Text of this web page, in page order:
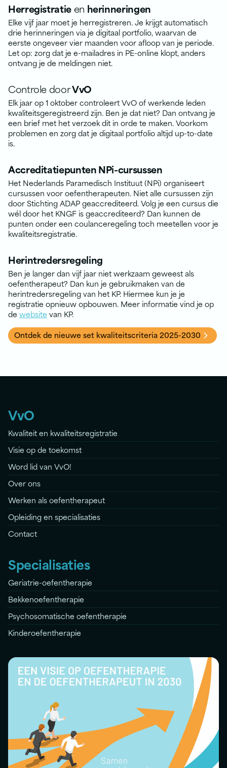
Herregistratieen herinneringen
Elke vijf jaar moet je herregistreren. Je krijgt automatisch
drie herinneringen via je digitaal portfolio, waarvan de
eerste ongeveer vier maanden voor afloop van je periode.
Let op: zorg dat je e-mailadres in PE-online klopt, anders
ontvang je de meldingen niet.
Controle doorVvO
Elk jaar op 1 oktober controleert VvO of werkende leden
kwaliteitsgeregistreerd zijn. Ben je dat niet? Dan ontvang je
een brief met het verzoek dit in orde te maken. Voorkom
problemen en zorg dat je digitaal portfolio altijd up-to-date
is.
Accreditatiepunten NPi-cursussen
Het Nederlands Paramedisch Instituut (NPi) organiseert
cursussen voor oefentherapeuten. Niet alle cursussen zijn
door Stichting ADAP geaccrediteerd. Volg je een cursus die
wél door het KNGF is geaccrediteerd? Dan kunnen de
punten onder een coulanceregeling toch meetellen voor je
kwaliteitsregistratie.
Herintredersregeling
Ben je langer dan vijf jaar niet werkzaam geweest als
oefentherapeut? Dan kun je gebruikmaken van de
herintredersregeling van het KP. Hiermee kun je je
registratie opnieuw opbouwen. Meer informatie vind je op
de website van KP.
Ontdek de nieuwe set kwaliteitscriteria 2025-2030
VvO
Kwaliteit en kwaliteitsregistratie
Visie op de toekomst
Word lid van VvO!
Over ons
Werken als oefentherapeut
Opleiding en specialisaties
Contact
Specialisaties
Geriatrie-oefentherapie
Bekkenoefentherapie
Psychosomatische oefentherapie
Kinderoefentherapie